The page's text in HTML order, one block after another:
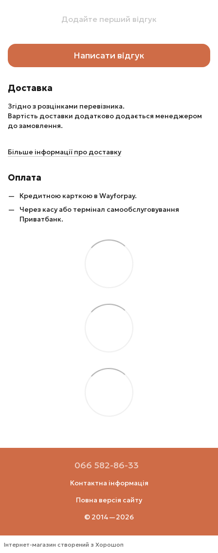
Додайте перший відгук
Написати відгук
Доставка
Згідно з розцінками перевізника.
Вартість доставки додатково додається менеджером
до замовлення.
Більше інформації про доставку
Оплата
Кредитною карткою в Wayforpay.
Через касу або термінал самообслуговування
Приватбанк.
066 582-86-33
Контактна інформація
Повна версія сайту
© 2014—2026
Інтернет-магазин створений з Хорошоп